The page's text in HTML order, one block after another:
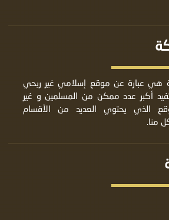
هي عبارة عن موقع إسلامي غير ربحي
أكبر عدد ممكن من المسلمين و غير
الذي يحتوي العديد من الأقسام
منا.